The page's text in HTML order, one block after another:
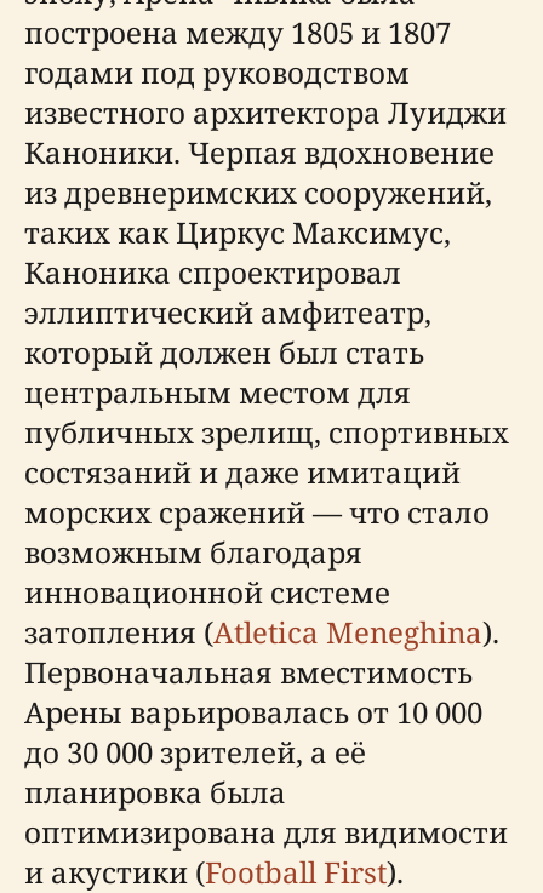
построена между 1805 и 1807
годами под руководством
известного архитектора Луиджи
Каноники. Черпая вдохновение
из древнеримских сооружений,
таких как Циркус Максимус,
Каноника спроектировал
эллиптический амфитеатр,
который должен был стать
центральным местом для
публичных зрелищ, спортивных
состязаний и даже имитаций
морских сражений — что стало
возможным благодаря
инновационной системе
затопления (Atletica Meneghina).
Первоначальная вместимость
Арены варьировалась от 10 000
до 30 000 зрителей, а её
планировка была
оптимизирована для видимости
и акустики (Football First).